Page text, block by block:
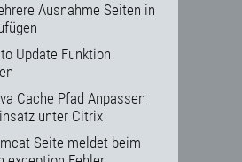
Ausnahme Seiten in
Update Funktion
Cache Pfad Anpassen
unter Citrix
Seite meldet beim